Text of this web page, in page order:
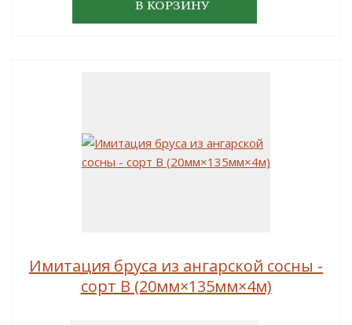
В КОРЗИНУ
Имитация бруса из ангарской сосны -
сорт B (20мм×135мм×4м)